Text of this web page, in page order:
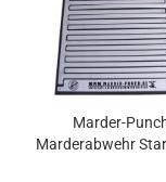
Marder-
Marderabwehr